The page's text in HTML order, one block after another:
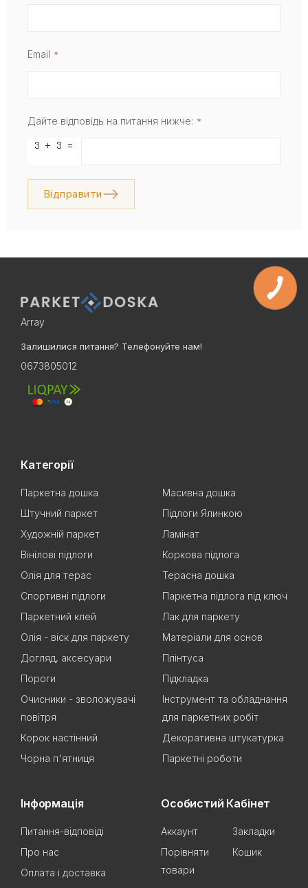
Email
Дайте відповідь на питання нижче:
Відправити
Array
Залишилися питання? Телефонуйте нам!
0673805012
Категорії
Паркетна дошка
Масивна дошка
Штучний паркет
Підлоги Ялинкою
Художній паркет
Ламінат
Вінілові підлоги
Коркова підлога
Олія для терас
Терасна дошка
Спортивні підлоги
Паркетна підлога під ключ
Паркетний клей
Лак для паркету
Олія - віск для паркету
Матеріали для основ
Догляд, аксесуари
Плінтуса
Пороги
Підкладка
Очисники - зволожувачі
повітря
Інструмент та обладнання
для паркетних робіт
Корок настінний
Декоративна штукатурка
Чорна п'ятниця
Паркетні роботи
Інформація
Питання-відповіді
Про нас
Оплата і доставка
Особистий Кабінет
Аккаунт
Закладки
Порівняти
товари
Кошик